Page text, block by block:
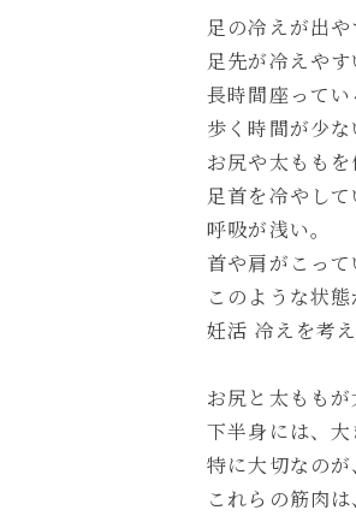
足の冷えが出
足先が冷えや
長時間座ってい
歩く時間が少な
お尻や太ももを
足首を冷やして
呼吸が浅い。
首や肩がこって
このような状
妊活 冷えを考
お尻と太もも
下半身には、大
特に大切なのが
これらの筋肉